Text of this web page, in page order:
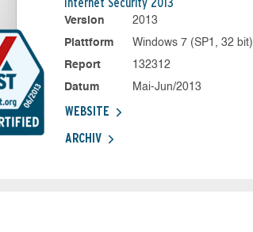
Version
2013
Plattform
Windows 7 (SP1, 32 bit)
Report
132312
Datum
Mai-Jun/2013
WEBSITE
ARCHIV